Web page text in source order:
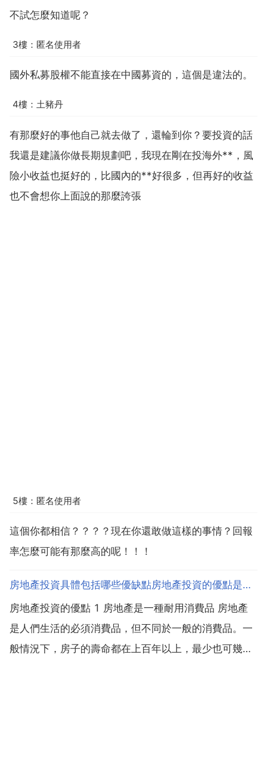
不試怎麼知道呢？
3樓：匿名使用者
國外私募股權不能直接在中國募資的，這個是違法的。
4樓：土豬丹
有那麼好的事他自己就去做了，還輪到你？要投資的話
我還是建議你做長期規劃吧，我現在剛在投海外**，風
險小收益也挺好的，比國內的**好很多，但再好的收益
也不會想你上面說的那麼誇張
5樓：匿名使用者
這個你都相信？？？？現在你還敢做這樣的事情？回報
率怎麼可能有那麼高的呢！！！
房地產投資具體包括哪些優缺點房地產投資的優點是什麼？
房地產投資的優點 1 房地產是一種耐用消費品 房地產
是人們生活的必須消費品，但不同於一般的消費品。一
般情況下，房子的壽命都在上百年以上，最少也可幾十